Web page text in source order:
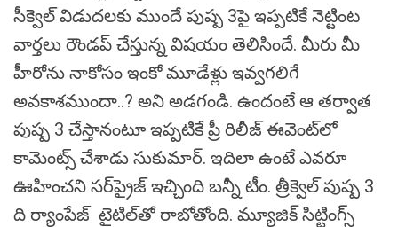
సీక్వెల్‌ విడుదలకు ముందే పుష్ప 3పై ఇప్పటికే నెట్టింట
వార్తలు రౌండప్ చేస్తున్న విషయం తెలిసిందే. మీరు మీ
హీరోను నాకోసం ఇంకో మూడేళ్లు ఇవ్వగలిగే
అవకాశముందా..? అని అడగండి. ఉందంటే ఆ తర్వాత
పుష్ప 3 చేస్తానంటూ ఇప్పటికే ప్రీ రిలీజ్ ఈవెంట్‌లో
కామెంట్స్‌ చేశాడు సుకుమార్‌. ఇదిలా ఉంటే ఎవరూ
ఊహించని సర్‌ప్రైజ్‌ ఇచ్చింది బన్నీ టీం. త్రీక్వెల్‌ పుష్ప 3
ది ర్యాంపేజ్‌ టైటిల్‌తో రాబోతోంది. మ్యూజిక్‌ సిట్టింగ్స్‌